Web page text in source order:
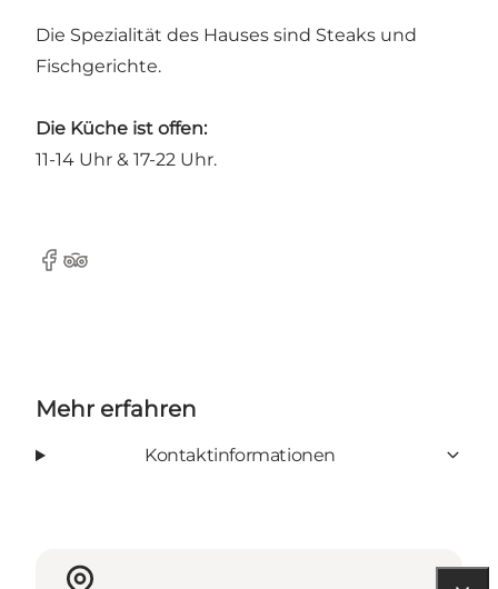
Die Spezialität des Hauses sind Steaks und
Fischgerichte.
Die Küche ist offen:
11-14 Uhr & 17-22 Uhr.
Facebook
Tripadvisor
Mehr erfahren
Kontaktinformationen